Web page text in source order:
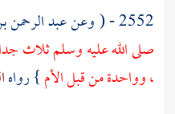
2552 - ( وعن
عبد الرحمن
صلى الله عليه وسلم ثلاث
، وواحدة من قبل الأم} رواه